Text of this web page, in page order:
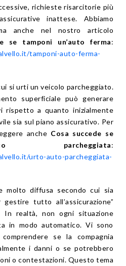
richieste risarcitorie più
inattese. Abbiamo
anche nel nostro articolo
se tamponi un’auto ferma:
tamponi-auto-ferma-
si urti un veicolo parcheggiato.
superficiale può generare
rispetto a quanto inizialmente
sia sul piano assicurativo. Per
anche Cosa succede se
parcheggiata:
urto-auto-parcheggiata-
molto diffusa secondo cui sia
tutto all’assicurazione”
In realtà, non ogni situazione
in modo automatico. Vi sono
se la compagnia
i danni o se potrebbero
o contestazioni. Questo tema